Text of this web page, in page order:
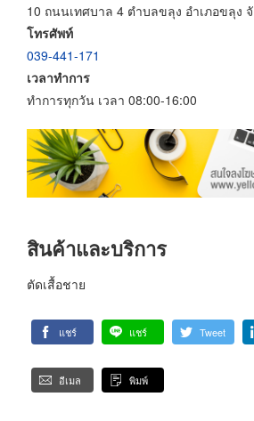
10 ถนนเทศบาล 4 ตำบลขลุง อำเภอขลุง
โทรศัพท์
039-441-171
เวลาทำการ
ทำการทุกวัน เวลา 08:00-16:00
สินค้าและบริการ
ตัดเสื้อชาย
แชร์ แชร์ Tweet
อีเมล พิมพ์